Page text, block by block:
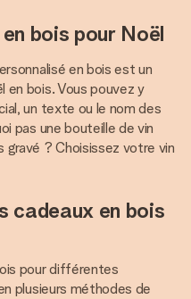
bois pour Noël
en bois est un
en bois. Vous pouvez y
un texte ou le nom des
pas une bouteille de vin
gravé ? Choisissez votre vin
cadeaux en bois
pour différentes
plusieurs méthodes de